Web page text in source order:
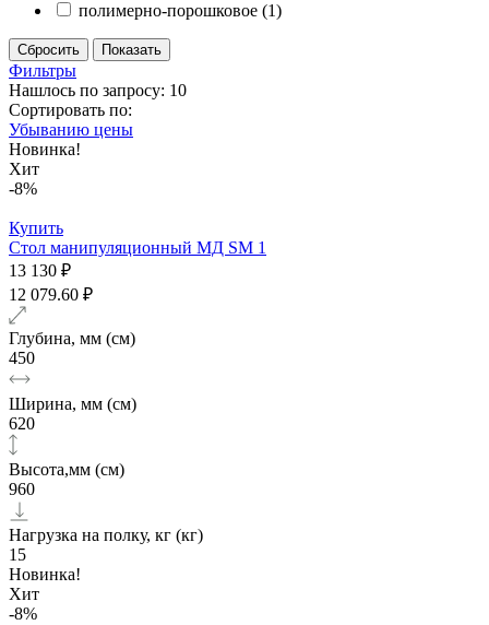
полимерно-порошковое (1)
Фильтры
Нашлось по запросу: 10
Сортировать по:
Убыванию цены
Новинка!
Хит
-8%
Купить
Стол манипуляционный МД SM 1
13 130 ₽
12 079.60 ₽
Глубина, мм (см)
450
Ширина, мм (см)
620
Высота,мм (см)
960
Нагрузка на полку, кг (кг)
15
Новинка!
Хит
-8%